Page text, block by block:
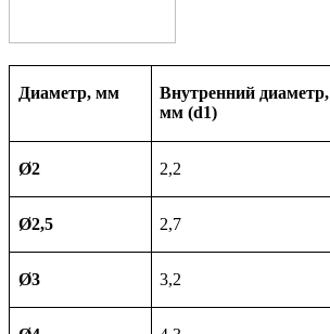
Диаметр, мм
Внутренний диаметр,
мм (d1)
Ø2 2,2
Ø2,5 2,7
Ø3 3,2